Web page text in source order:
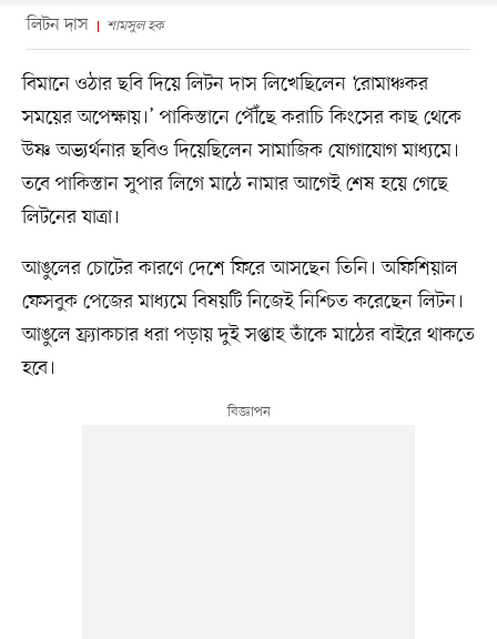
লিটন দাস শামসুল হক
বিমানে ওঠার ছবি দিয়ে লিটন দাস লিখেছিলেন ‘রোমাঞ্চকর
সময়ের অপেক্ষায়।’ পাকিস্তানে পৌঁছে করাচি কিংসের কাছ থেকে
উষ্ণ অভ্যর্থনার ছবিও দিয়েছিলেন সামাজিক যোগাযোগ মাধ্যমে।
তবে পাকিস্তান সুপার লিগে মাঠে নামার আগেই শেষ হয়ে গেছে
লিটনের যাত্রা।
আঙুলের চোটের কারণে দেশে ফিরে আসছেন তিনি। অফিশিয়াল
ফেসবুক পেজের মাধ্যমে বিষয়টি নিজেই নিশ্চিত করেছেন লিটন।
আঙুলে ফ্র্যাকচার ধরা পড়ায় দুই সপ্তাহ তাঁকে মাঠের বাইরে থাকতে
হবে।